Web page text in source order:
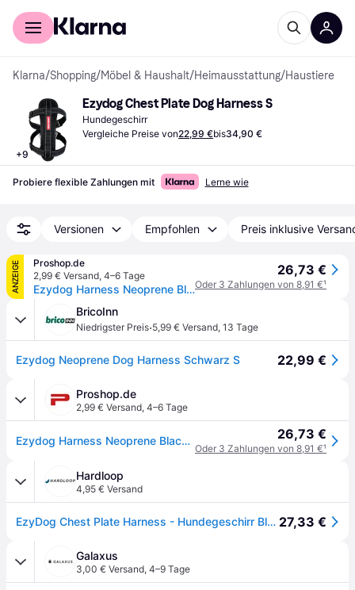
Für Shopper
Klarna/Shopping/Möbel & Haushalt/Heimausstattung/Haustiere
+9
Ezydog Chest Plate Dog Harness S
Hundegeschirr
Vergleiche Preise von22,99 €bis34,90 €
Probiere flexible Zahlungen mit Lerne wie
Versionen Empfohlen Preis inklusive
ANZEIGE
Proshop.de
2,99 € Versand, 4–6 Tage
Ezydog Harness Neoprene Black S 6-10Kg Walking/Car Harness
26,73 €
Oder 3 Zahlungen von 8,91 €¹
BricoInn
Niedrigster Preis·5,99 € Versand, 13 Tage
Ezydog Neoprene Dog Harness Schwarz S 22,99 €
Proshop.de
2,99 € Versand, 4–6 Tage
Ezydog Harness Neoprene Black S 6-10Kg Walking/Car Harness 26,73 €
Oder 3 Zahlungen von 8,91 €¹
Hardloop
4,95 € Versand
EzyDog Chest Plate Harness - Hundegeschirr Black S 27,33 €
Galaxus
3,00 € Versand, 4–9 Tage